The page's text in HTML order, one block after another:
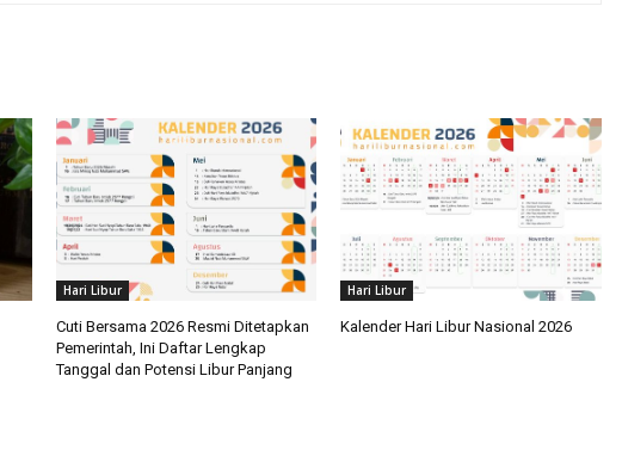
Hari Libur
Cuti Bersama 2026 Resmi Ditetapkan
Pemerintah, Ini Daftar Lengkap
Tanggal dan Potensi Libur Panjang
Hari Libur
Kalender Hari Libur Nasional 2026